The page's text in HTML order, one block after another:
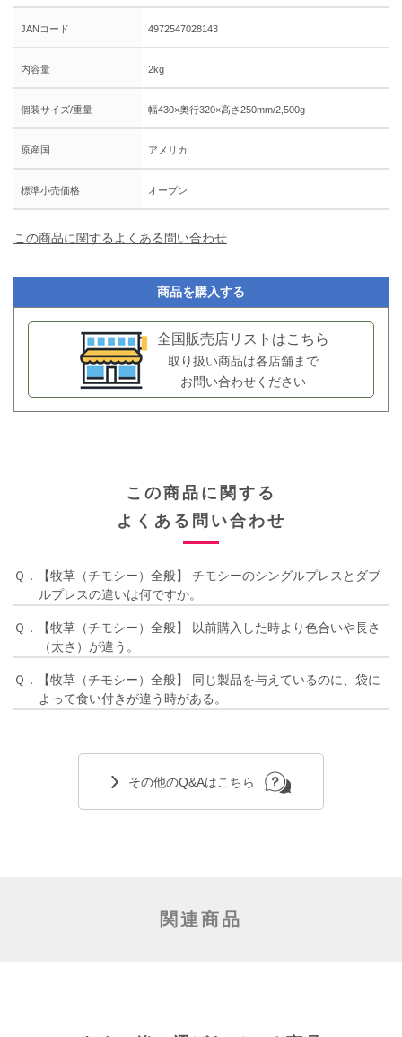
JANコード 4972547028143
内容量 2kg
個装サイズ/重量 幅430×奥行320×高さ250mm/2,500g
原産国 アメリカ
標準小売価格 オープン
この商品に関するよくある問い合わせ
商品を購入する
全国販売店リストはこちら
取り扱い商品は各店舗まで
お問い合わせください
この商品に関する
よくある問い合わせ
Ｑ．【牧草（チモシー）全般】 チモシーのシングルプレスとダブ
ルプレスの違いは何ですか。
Ｑ．【牧草（チモシー）全般】 以前購入した時より色合いや長さ
（太さ）が違う。
Ｑ．【牧草（チモシー）全般】 同じ製品を与えているのに、袋に
よって食い付きが違う時がある。
その他のQ&Aはこちら
関連商品